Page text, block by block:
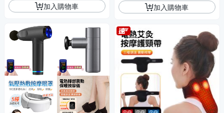
加入購物車 加入購物車